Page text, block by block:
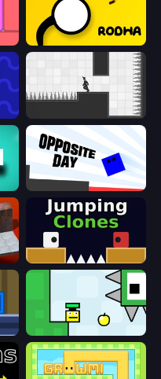
Rodha
Opposite Day
Jumping Clones